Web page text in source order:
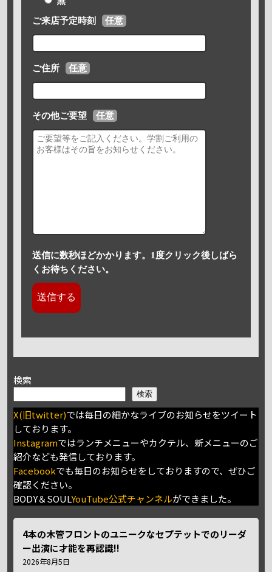
ご来店予定時刻 任意
ご住所 任意
その他ご要望 任意
送信に数秒ほどかかります。1度クリック後しばら
くお待ちください。
検索
検索
X(旧twitter)では毎日の細かなライブのお知らせをツイート
しております。
Instagramではランチメニューやカクテル、新メニューのご
紹介なども発信しております。
Facebookでも毎日のお知らせをしておりますので、ぜひご
確認ください。
BODY＆SOULYouTube公式チャンネルができました。
4本の木管フロントのユニークなセプテットでのリーダ
ー出演に才能を再認識!!
2026年8月5日